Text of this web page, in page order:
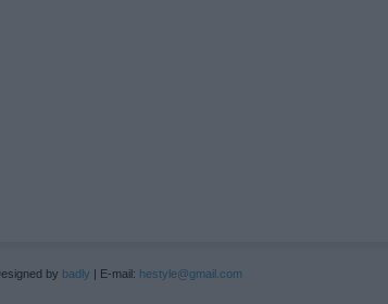
by badly | E-mail: hestyle@gmail.com